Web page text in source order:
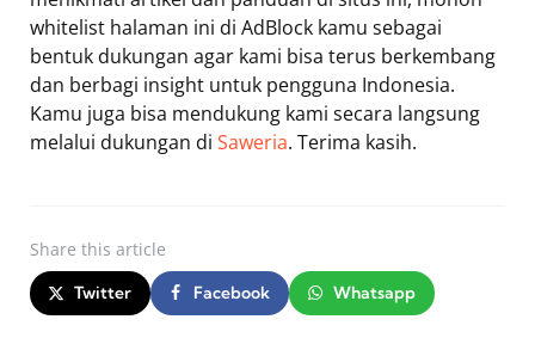
whitelist halaman ini di AdBlock kamu sebagai
bentuk dukungan agar kami bisa terus berkembang
dan berbagi insight untuk pengguna Indonesia.
Kamu juga bisa mendukung kami secara langsung
melalui dukungan di Saweria. Terima kasih.
Share this article
Twitter Facebook Whatsapp